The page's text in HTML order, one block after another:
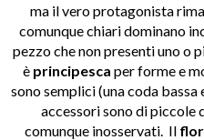
ma il vero protagonista
comunque chiari dominano
pezzo che non presenti uno o
è principesca per forme e
sono semplici (una coda
accessori sono di piccole
comunque inosservati. Il